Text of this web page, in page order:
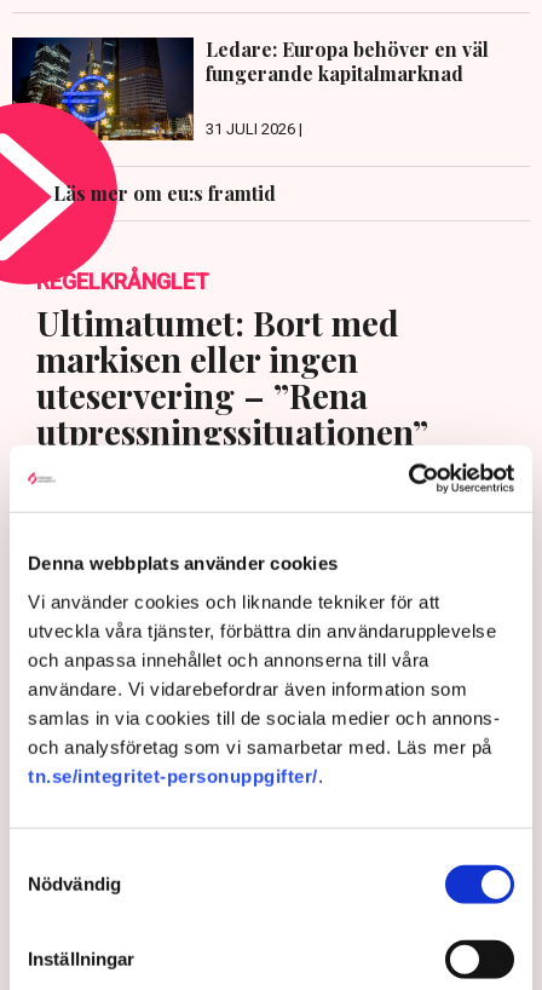
Denna webbplats använder cookies
Vi använder cookies och liknande tekniker för att
utveckla våra tjänster, förbättra din användarupplevelse
och anpassa innehållet och annonserna till våra
användare. Vi vidarebefordrar även information som
samlas in via cookies till de sociala medier och annons-
och analysföretag som vi samarbetar med. Läs mer på
tn.se/integritet-personuppgifter/.
Nödvändig
Inställningar
Ledare: Europa behöver en väl
fungerande kapitalmarknad
31 JULI 2026 |
Läs mer om eu:s framtid
REGELKRÅNGLET
Ultimatumet: Bort med
markisen eller ingen
uteservering – ”Rena
utpressningssituationen”
”Riktlinjerna gäller ju redan nu så min markis med ben är inte
längre tillåten”, säger Linda Nilsson som driver Lindas Kula i
början av sommaren, för tredje året i
rad. Men kommunens plötsligt ändrade
riktlinjer satte stopp. ”Noll förståelse